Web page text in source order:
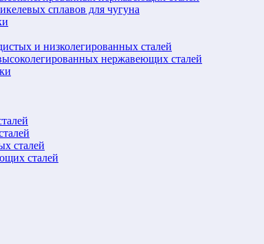
сплавов для чугуна
и низколегированных сталей
нержавеющих сталей
сталей
сталей